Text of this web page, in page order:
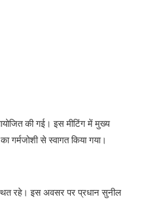
की गई। इस मीटिंग में मुख्य
गर्मजोशी से स्वागत किया गया।
रहे। इस अवसर पर प्रधान सुनील